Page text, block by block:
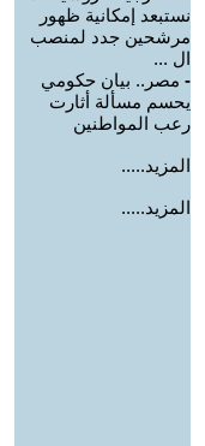
نستبعد إمكانية ظهور
مرشحين جدد لمنصب
ال ...
- مصر.. بيان حكومي
يحسم مسألة أثارت
رعب المواطنين
المزيد.....
المزيد.....